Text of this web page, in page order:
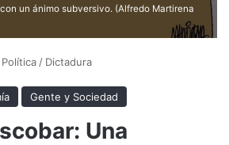
un ánimo subversivo. (Alfredo Martirena
/ Dictadura
Gente y Sociedad
Una